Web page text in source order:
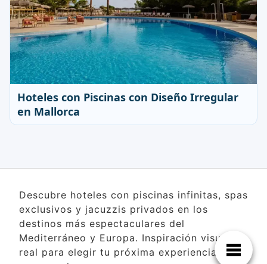
Hoteles con Piscinas con Diseño Irregular
en Mallorca
Descubre hoteles con piscinas infinitas, spas
exclusivos y jacuzzis privados en los
destinos más espectaculares del
Mediterráneo y Europa. Inspiración visual
real para elegir tu próxima experiencia de